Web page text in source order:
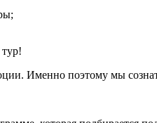
Именно поэтому мы